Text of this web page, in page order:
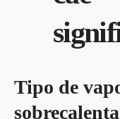
Tipo de